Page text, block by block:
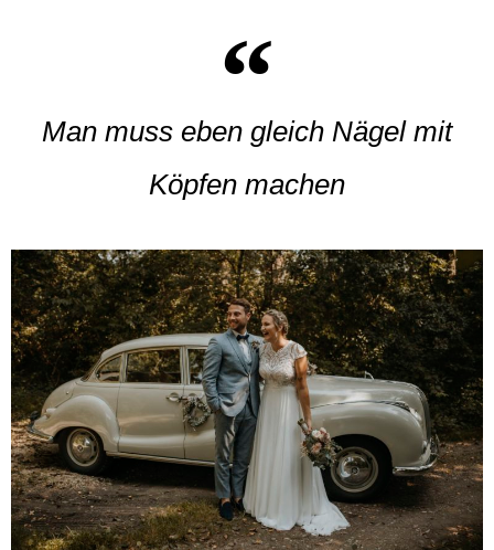
Man muss eben gleich Nägel mit
Köpfen machen